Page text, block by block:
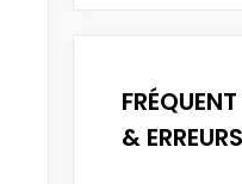
& ERREURS